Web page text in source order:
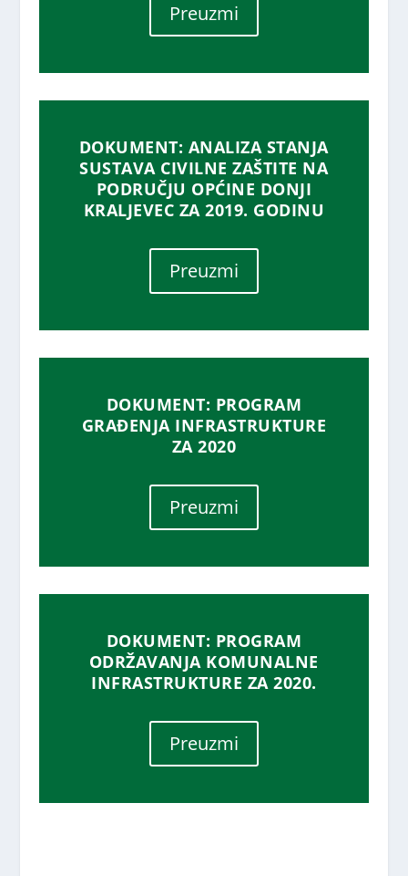
Preuzmi
DOKUMENT: ANALIZA STANJA
SUSTAVA CIVILNE ZAŠTITE NA
PODRUČJU OPĆINE DONJI
KRALJEVEC ZA 2019. GODINU
Preuzmi
DOKUMENT: PROGRAM
GRAĐENJA INFRASTRUKTURE
ZA 2020
Preuzmi
DOKUMENT: PROGRAM
ODRŽAVANJA KOMUNALNE
INFRASTRUKTURE ZA 2020.
Preuzmi